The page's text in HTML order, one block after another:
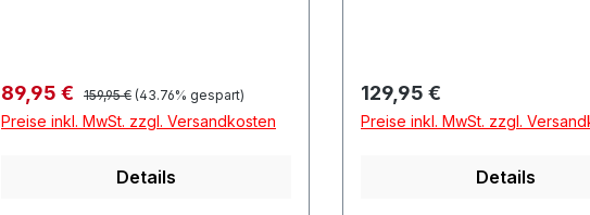
Verkaufspreis:
89,95 € Regulärer Preis:
159,95 € (43.76% gespart)
Preise inkl. MwSt. zzgl. Versandkosten
Details
Regulärer Preis:
129,95 €
Preise inkl. MwSt. zzgl.
Details